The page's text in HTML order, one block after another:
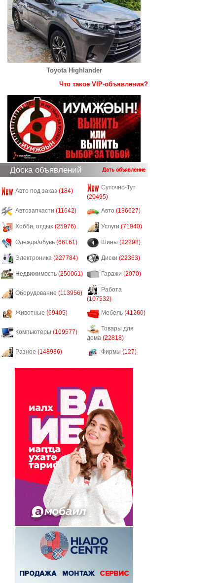
Toyota Highlander
Что такое VIP-объявления?
Доска объявлений Дать объявление
Авто под заказ (184)
Суточно-Тут
(20495)
Автозапчасти (11642) Авто (136627)
Хобби, отдых (25976) Услуги (71940)
Одежда/обувь (66161) Шины (22298)
Электроника (227784) Диски (22363)
Недвижимость (250061) Гаражи (2070)
Оборудование (113956)
Работа
(107532)
Животные (69405) Мебель (41260)
Компьютеры (109577)
Товары для
дома (22818)
Разное (148986) Фирмы (127)